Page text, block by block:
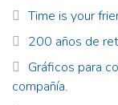
Time is your
200 años de
Gráficos para
compañía.